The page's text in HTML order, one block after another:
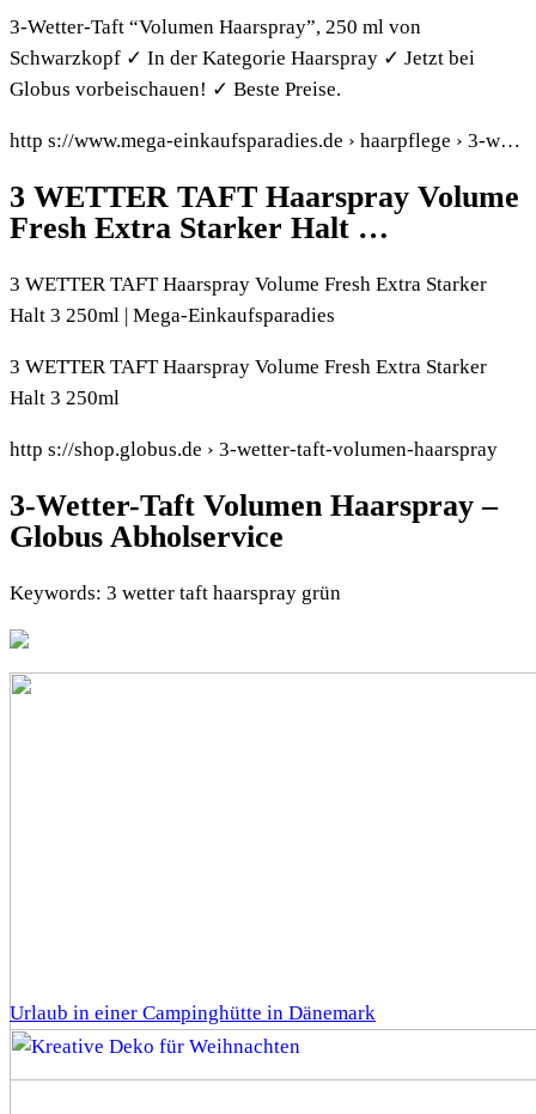
3-Wetter-Taft “Volumen Haarspray”, 250 ml von
Schwarzkopf ✓ In der Kategorie Haarspray ✓ Jetzt bei
Globus vorbeischauen! ✓ Beste Preise.
http s://www.mega-einkaufsparadies.de › haarpflege › 3-w…
3 WETTER TAFT Haarspray Volume
Fresh Extra Starker Halt …
3 WETTER TAFT Haarspray Volume Fresh Extra Starker
Halt 3 250ml | Mega-Einkaufsparadies
3 WETTER TAFT Haarspray Volume Fresh Extra Starker
Halt 3 250ml
http s://shop.globus.de › 3-wetter-taft-volumen-haarspray
3-Wetter-Taft Volumen Haarspray –
Globus Abholservice
Keywords: 3 wetter taft haarspray grün
Urlaub in einer Campinghütte in Dänemark